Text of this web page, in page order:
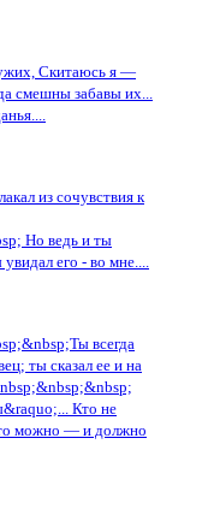
Скитаюсь я —
смешны забавы их...
из сочувствия к
Но ведь и ты
увидал его - во мне....
всегда
ты сказал ее и на
Кто не
можно — и должно